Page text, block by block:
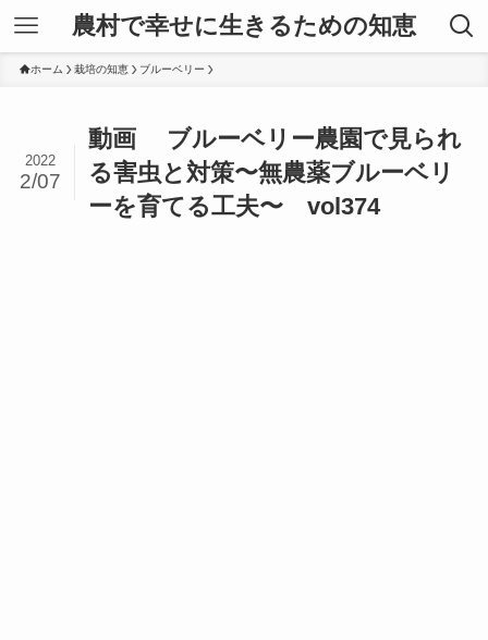
農村で幸せに生きるための知恵
ホーム 栽培の知恵 ブルーベリー
動画 ブルーベリー農園で見られ
る害虫と対策〜無農薬ブルーベリ
ーを育てる工夫〜 vol374
2022
2/07